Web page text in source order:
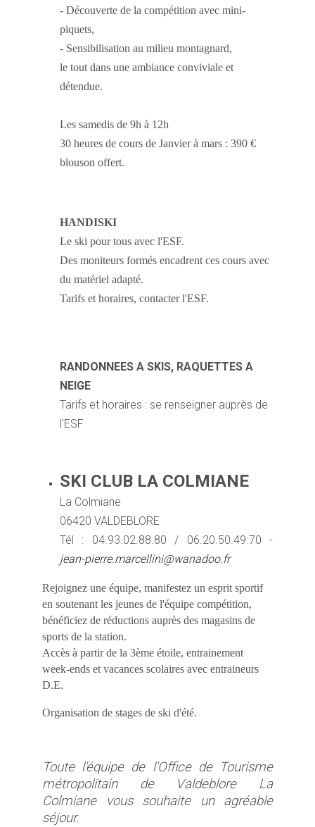
- Découverte de la compétition avec mini-
piquets,
- Sensibilisation au milieu montagnard,
le tout dans une ambiance conviviale et
détendue.
Les samedis de 9h à 12h
30 heures de cours de Janvier à mars : 390 €
blouson offert.
HANDISKI
Le ski pour tous avec l'ESF.
Des moniteurs formés encadrent ces cours avec
du matériel adapté.
Tarifs et horaires, contacter l'ESF.
RANDONNEES A SKIS, RAQUETTES A
NEIGE
Tarifs et horaires : se renseigner auprès de
l'ESF
SKI CLUB LA COLMIANE
La Colmiane
06420 VALDEBLORE
Tél : 04.93.02.88.80 / 06.20.50.49.70 -
jean-pierre.marcellini@wanadoo.fr
Rejoignez une équipe, manifestez un esprit sportif
en soutenant les jeunes de l'équipe compétition,
bénéficiez de réductions auprès des magasins de
sports de la station.
Accès à partir de la 3ème étoile, entrainement
week-ends et vacances scolaires avec entraineurs
D.E.
Organisation de stages de ski d'été.
Toute l'équipe de l'Office de Tourisme
métropolitain de Valdeblore La
Colmiane vous souhaite un agréable
séjour.